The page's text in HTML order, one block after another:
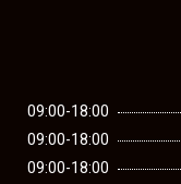
09:00-18:00
09:00-18:00
09:00-18:00